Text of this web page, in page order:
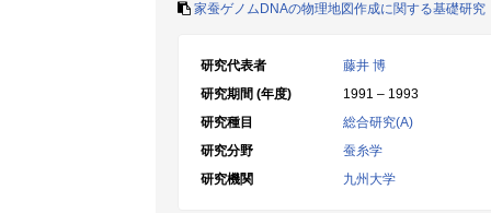
家蚕ゲノムDNAの物理地図作成に関する基礎研究
研究代表者
藤井 博
研究期間 (年度)
1991 – 1993
研究種目
総合研究(A)
研究分野
蚕糸学
研究機関
九州大学